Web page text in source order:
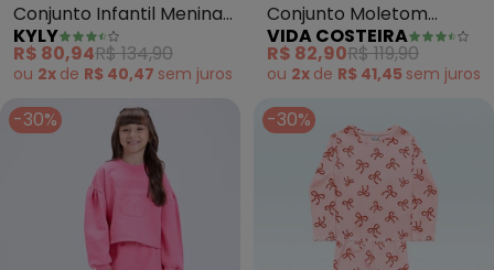
Conjunto Infantil Menina
com Strass (Rosa)
KYLY
R$ 80,94R$ 134,90
ou 2x de R$ 40,47 sem juros
Conjunto Moletom
Infantil Florzinhas (Rosa)
VIDA COSTEIRA
R$ 82,90R$ 119,90
ou 2x de R$ 41,45 sem juros
-30% -30%